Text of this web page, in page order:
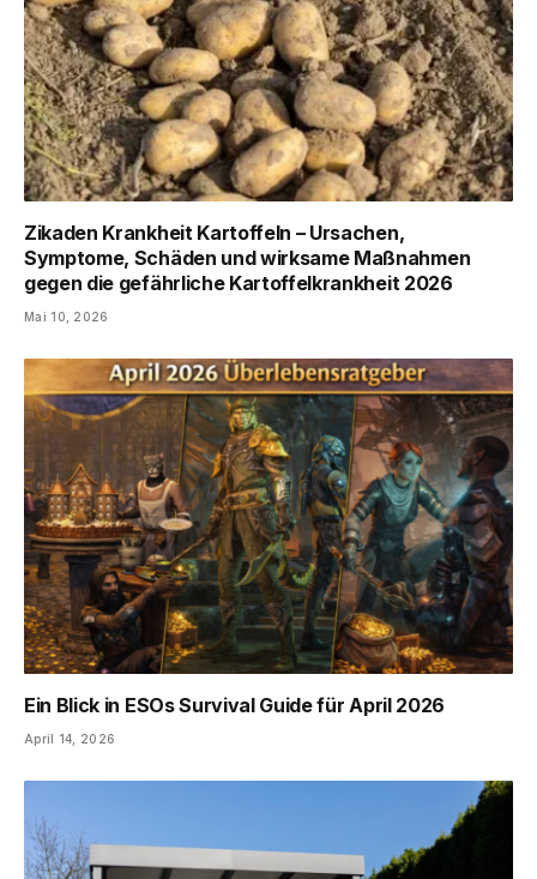
Zikaden Krankheit Kartoffeln – Ursachen,
Symptome, Schäden und wirksame Maßnahmen
gegen die gefährliche Kartoffelkrankheit 2026
Mai 10, 2026
Ein Blick in ESOs Survival Guide für April 2026
April 14, 2026